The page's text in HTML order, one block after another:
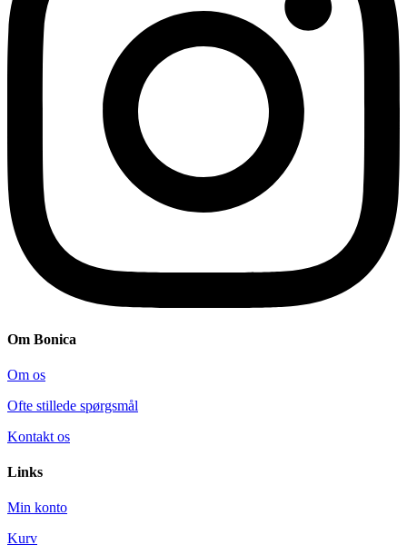
Om Bonica
Om os
Ofte stillede spørgsmål
Kontakt os
Links
Min konto
Kurv